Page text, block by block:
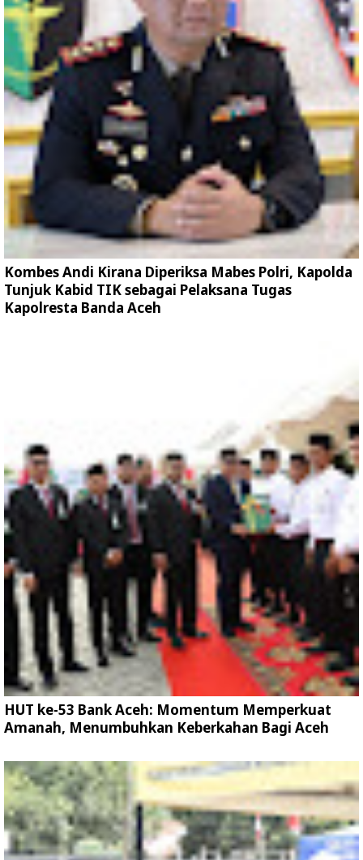
Kombes Andi Kirana Diperiksa Mabes Polri, Kapolda
Tunjuk Kabid TIK sebagai Pelaksana Tugas
Kapolresta Banda Aceh
HUT ke-53 Bank Aceh: Momentum Memperkuat
Amanah, Menumbuhkan Keberkahan Bagi Aceh